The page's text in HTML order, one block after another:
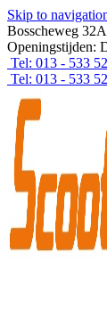
Skip to
Bosscheweg
Openingstijden:
Tel: 013 - 533
Tel: 013 - 533